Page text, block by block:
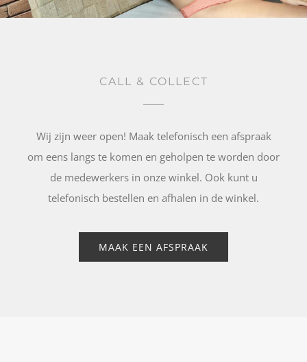
CALL & COLLECT
Wij zijn weer open! Maak telefonisch een afspraak
om eens langs te komen en geholpen te worden door
de medewerkers in onze winkel. Ook kunt u
telefonisch bestellen en afhalen in de winkel.
MAAK EEN AFSPRAAK